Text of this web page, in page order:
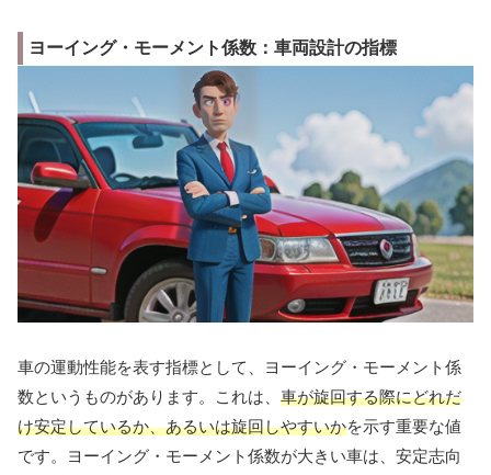
ヨーイング・モーメント係数：車両設計の指標
車の運動性能を表す指標として、ヨーイング・モーメント係
数というものがあります。これは、 車が旋回する際にどれだ
け安定しているか、あるいは旋回しやすいかを示す重要な値
です。ヨーイング・モーメント係数が大きい車は、安定志向